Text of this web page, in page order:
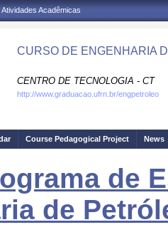
Acadêmicas
CURSO DE ENGENHARIA
CENTRO DE TECNOLOGIA - CT
http://www.graduacao.ufrn.br/engpetroleo
Course Pedagogical Project News
de
de